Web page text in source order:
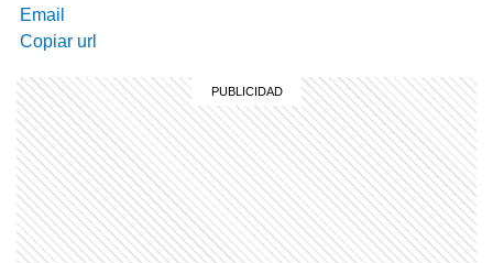
Email
Copiar url